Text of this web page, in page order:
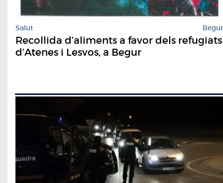
Salut Begur
Recollida d’aliments a favor dels refugiats
d’Atenes i Lesvos, a Begur